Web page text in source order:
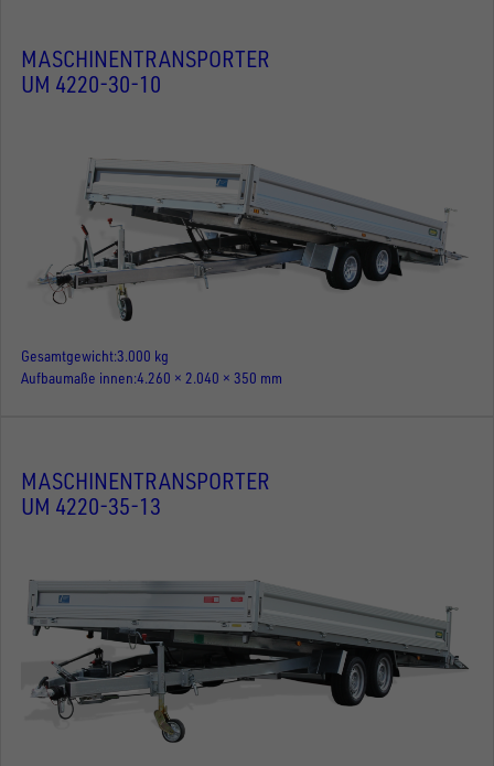
MASCHINENTRANSPORTER
UM 4220-30-10
Gesamtgewicht3.000 kg
Aufbaumaße innen 4.260 × 2.040 × 350 mm
MASCHINENTRANSPORTER
UM 4220-35-13